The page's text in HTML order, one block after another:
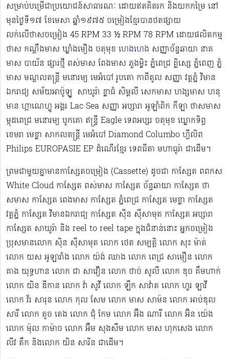
សម្រាប់បម្រើជាប្រយោជន៍សាធារណៈ ដោយឥតគិតរក និងយកកម្រៃ នៅ
មុនថ្ងៃទី១៧ ខែមេសា ឆ្នាំ១៩៧៥ ចម្រៀងខ្មែរបានថតផ្សាយ
លក់លើថាសចម្រៀង 45 RPM 33 ½ RPM 78 RPM​ ដោយផលិតកម្ម
ថាស កណ្ដឹងមាស ឃ្លាំងមឿង ចតុមុខ ហេងហេង សញ្ញាច័ន្ទឆាយា នាគ
មាស បាយ័ន ផ្សារថ្មី ពស់មាស ពែងមាស ភួងម្លិះ ភ្នំពេជ្រ គ្លិស្សេ ភ្នំពេញ ភ្នំ
មាស មណ្ឌលតន្រ្តី មនោរម្យ មេអំបៅ រូបតោ កាពីតូល សញ្ញា វត្តភ្នំ វិមាន
ឯករាជ្យ សម័យអាប៉ូឡូ ​​​ សាឃូរ៉ា ខ្លាធំ សិម្ពលី សេកមាស ហង្សមាស ហនុ
មាន ហ្គាណេហ្វូ​ អង្គរ Lac Sea សញ្ញា អប្សារា អូឡាំពិក កីឡា ថាសមាស
ម្កុដពេជ្រ មនោរម្យ បូកគោ ឥន្ទ្រី Eagle ទេពអប្សរ ចតុមុខ ឃ្លោកទិព្វ
ខេមរា មេខ្លា សាកលតន្ត្រី មេអំបៅ Diamond Columbo ហ្វីលិព
Philips EUROPASIE EP ដំណើរខ្មែរ​ ទេពធីតា មហាធូរ៉ា ជាដើម​។
ព្រមជាមួយគ្នាមានកាសែ្សតចម្រៀង (Cassette) ដូចជា កាស្សែត ពពកស
White Cloud កាស្សែត ពស់មាស កាស្សែត ច័ន្ទឆាយា កាស្សែត ថា
សមាស កាស្សែត ពេងមាស កាស្សែត ភ្នំពេជ្រ កាស្សែត មេខ្លា កាស្សែត
វត្តភ្នំ កាស្សែត វិមានឯករាជ្យ កាស្សែត ស៊ីន ស៊ីសាមុត កាស្សែត អប្សារា
កាស្សែត សាឃូរ៉ា និង reel to reel tape ក្នុងជំនាន់នោះ អ្នកចម្រៀង
ប្រុសមាន​លោក ស៊ិន ស៊ីសាមុត លោក ​ថេត សម្បត្តិ លោក សុះ ម៉ាត់
លោក យស អូឡារាំង លោក យ៉ង់ ឈាង លោក ពេជ្រ សាមឿន លោក
គាង យុទ្ធហាន លោក ជា សាវឿន លោក ថាច់ សូលី លោក ឌុច គឹមហាក់
លោក យិន ឌីកាន លោក វ៉ា សូវី លោក ឡឹក សាវ៉ាត លោក ហួរ ឡាវី
លោក វ័រ សារុន​ លោក កុល សែម លោក មាស សាម៉ន លោក អាប់ឌុល
សារី លោក តូច តេង លោក ជុំ កែម លោក អ៊ឹង ណារី លោក អ៊ិន យ៉េង​​
លោក ម៉ុល កាម៉ាច លោក អ៊ឹម សុងសឺម ​លោក មាស ហុក​សេង លោក​ ​​
លីវ តឹក និងលោក យិន សារិន ជាដើម។